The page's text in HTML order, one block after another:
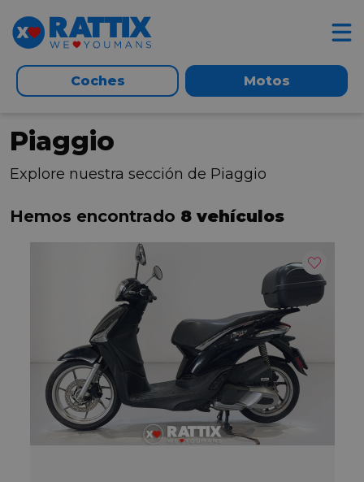
Coches Motos
Piaggio
Explore nuestra sección de Piaggio
Hemos encontrado 8 vehículos